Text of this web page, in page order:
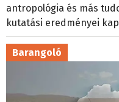
antropológia és más
kutatási eredményei
Barangoló